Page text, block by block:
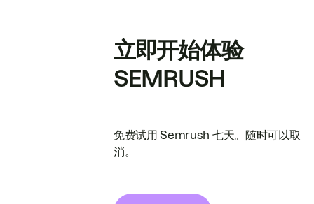
立即开始体验
SEMRUSH
免费试用 Semrush 七天。随时可以取
消。